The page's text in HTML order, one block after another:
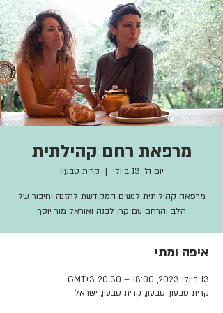
מרפאת רחם קהילתית
יום ה׳, 13 ביולי
  |
קרית טבעון
מרפאה קהיליתית לנשים המקודשת להזנה וחיבור של
הלב והרחם עם קרן לבנה ואוראל מור יוסף
איפה ומתי
13 ביולי 2023, 18:00 – 20:30 GMT‎+3‎
קרית טבעון, טבעון, קרית טבעון, ישראל